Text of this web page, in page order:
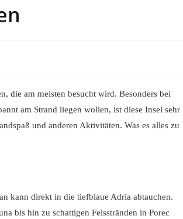
die am meisten besucht wird. Besonders bei
am Strand liegen wollen, ist diese Insel sehr
und anderen Aktivitäten. Was es alles zu
kann direkt in die tiefblaue Adria abtauchen.
bis hin zu schattigen Felsstränden in Porec